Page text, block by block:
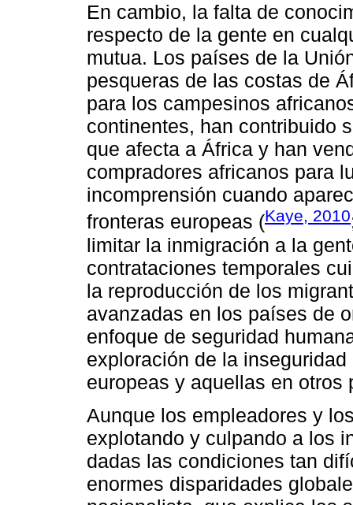
En cambio, la falta de
respecto de la gente en
mutua. Los países de la
pesqueras de las costas de
para los campesinos
continentes, han contribuido
que afecta a África y han
compradores africanos para
incomprensión cuando
fronteras europeas (Kaye, 2010
limitar la inmigración a la
contrataciones temporales
la reproducción de los
avanzadas en los países de
enfoque de seguridad
exploración de la
europeas y aquellas en otros
Aunque los empleadores y
explotando y culpando a los
dadas las condiciones tan
enormes disparidades